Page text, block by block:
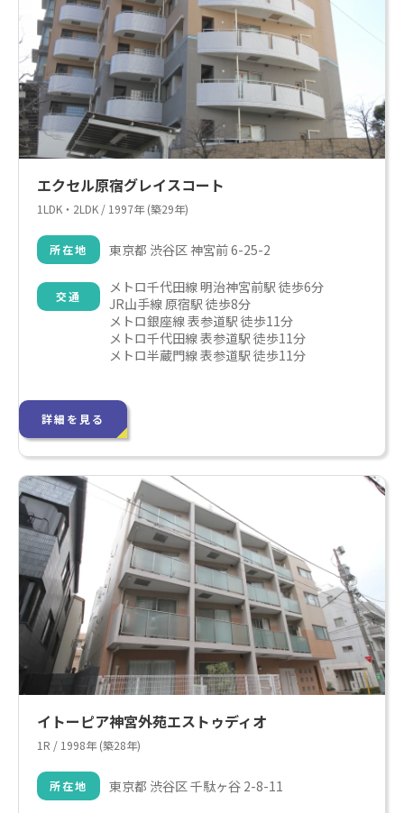
エクセル原宿グレイスコート
1LDK・2LDK / 1997年 (築29年)
所在地 東京都 渋谷区 神宮前 6-25-2
交通
メトロ千代田線 明治神宮前駅 徒歩6分
JR山手線 原宿駅 徒歩8分
メトロ銀座線 表参道駅 徒歩11分
メトロ千代田線 表参道駅 徒歩11分
メトロ半蔵門線 表参道駅 徒歩11分
詳細を見る
イトーピア神宮外苑エストゥディオ
1R / 1998年 (築28年)
所在地 東京都 渋谷区 千駄ヶ谷 2-8-11